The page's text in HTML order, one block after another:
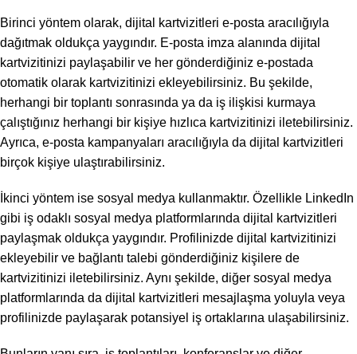
Birinci yöntem olarak, dijital kartvizitleri e-posta aracılığıyla
dağıtmak oldukça yaygındır. E-posta imza alanında dijital
kartvizitinizi paylaşabilir ve her gönderdiğiniz e-postada
otomatik olarak kartvizitinizi ekleyebilirsiniz. Bu şekilde,
herhangi bir toplantı sonrasında ya da iş ilişkisi kurmaya
çalıştığınız herhangi bir kişiye hızlıca kartvizitinizi iletebilirsiniz.
Ayrıca, e-posta kampanyaları aracılığıyla da dijital kartvizitleri
birçok kişiye ulaştırabilirsiniz.
İkinci yöntem ise sosyal medya kullanmaktır. Özellikle LinkedIn
gibi iş odaklı sosyal medya platformlarında dijital kartvizitleri
paylaşmak oldukça yaygındır. Profilinizde dijital kartvizitinizi
ekleyebilir ve bağlantı talebi gönderdiğiniz kişilere de
kartvizitinizi iletebilirsiniz. Aynı şekilde, diğer sosyal medya
platformlarında da dijital kartvizitleri mesajlaşma yoluyla veya
profilinizde paylaşarak potansiyel iş ortaklarına ulaşabilirsiniz.